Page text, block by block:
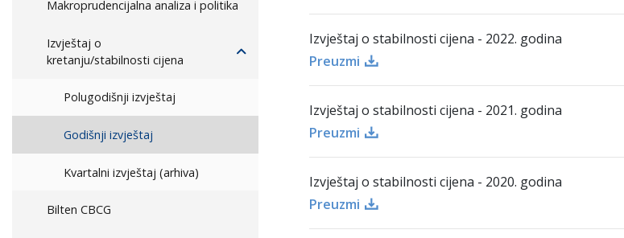
Makroprudencijalna analiza i politika
Izvještaj o
kretanju/stabilnosti cijena
Polugodišnji izvještaj
Godišnji izvještaj
Kvartalni izvještaj (arhiva)
Bilten CBCG
Izvještaj o stabilnosti cijena - 2022. godina
Preuzmi
Izvještaj o stabilnosti cijena - 2021. godina
Preuzmi
Izvještaj o stabilnosti cijena - 2020. godina
Preuzmi